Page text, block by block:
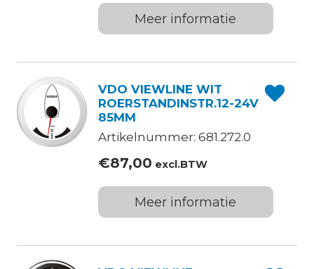
Meer informatie
VDO VIEWLINE WIT
ROERSTANDINSTR.12-24V
85MM
Artikelnummer: 681.272.0
€87,00 excl.BTW
Meer informatie